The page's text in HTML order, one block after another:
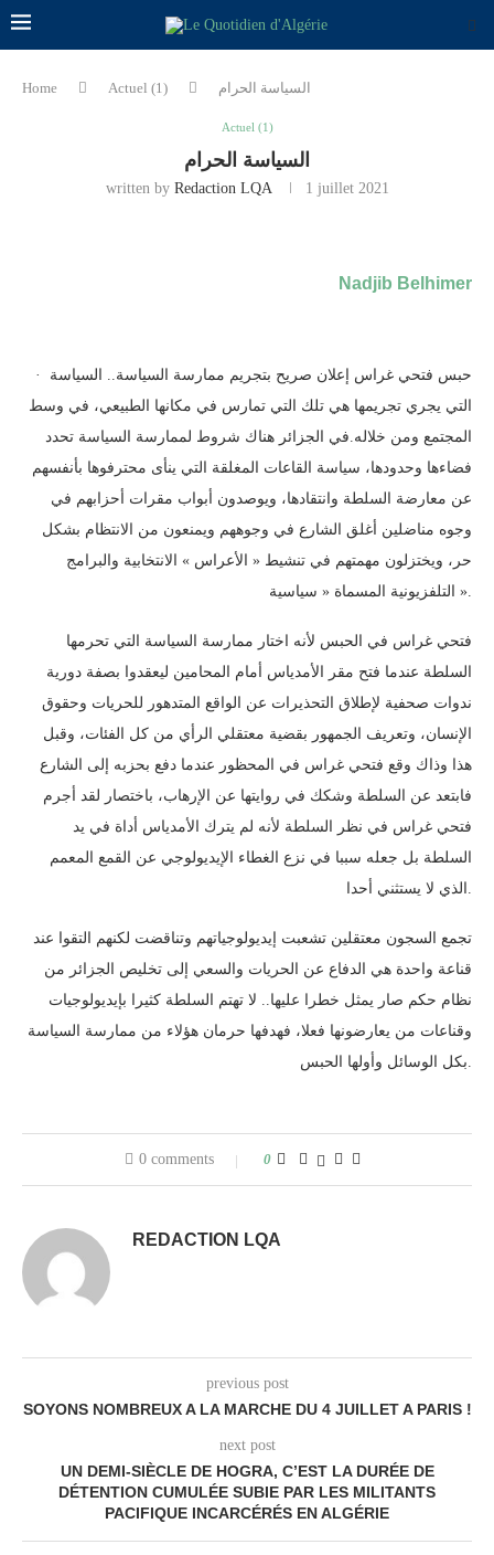
Home Actuel (1) السياسة الحرام
Actuel (1)
السياسة الحرام
written by Redaction LQA 1 juillet 2021
Nadjib Belhimer
· حبس فتحي غراس إعلان صريح بتجريم ممارسة السياسة.. السياسة
التي يجري تجريمها هي تلك التي تمارس في مكانها الطبيعي، في وسط
المجتمع ومن خلاله.في الجزائر هناك شروط لممارسة السياسة تحدد
فضاءها وحدودها، سياسة القاعات المغلقة التي ينأى محترفوها بأنفسهم
عن معارضة السلطة وانتقادها، ويوصدون أبواب مقرات أحزابهم في
وجوه مناضلين أغلق الشارع في وجوههم ويمنعون من الانتظام بشكل
حر، ويختزلون مهمتهم في تنشيط « الأعراس » الانتخابية والبرامج
التلفزيونية المسماة « سياسية ».
فتحي غراس في الحبس لأنه اختار ممارسة السياسة التي تحرمها
السلطة عندما فتح مقر الأمدياس أمام المحامين ليعقدوا بصفة دورية
ندوات صحفية لإطلاق التحذيرات عن الواقع المتدهور للحريات وحقوق
الإنسان، وتعريف الجمهور بقضية معتقلي الرأي من كل الفئات، وقبل
هذا وذاك وقع فتحي غراس في المحظور عندما دفع بحزبه إلى الشارع
فابتعد عن السلطة وشكك في روايتها عن الإرهاب، باختصار لقد أجرم
فتحي غراس في نظر السلطة لأنه لم يترك الأمدياس أداة في يد
السلطة بل جعله سببا في نزع الغطاء الإيديولوجي عن القمع المعمم
الذي لا يستثني أحدا.
تجمع السجون معتقلين تشعبت إيديولوجياتهم وتناقضت لكنهم التقوا عند
قناعة واحدة هي الدفاع عن الحريات والسعي إلى تخليص الجزائر من
نظام حكم صار يمثل خطرا عليها.. لا تهتم السلطة كثيرا بإيديولوجيات
وقناعات من يعارضونها فعلا، فهدفها حرمان هؤلاء من ممارسة السياسة
بكل الوسائل وأولها الحبس.
0 comments 0
REDACTION LQA
previous post
SOYONS NOMBREUX A LA MARCHE DU 4 JUILLET A PARIS !
next post
UN DEMI-SIÈCLE DE HOGRA, C’EST LA DURÉE DE
DÉTENTION CUMULÉE SUBIE PAR LES MILITANTS
PACIFIQUE INCARCÉRÉS EN ALGÉRIE